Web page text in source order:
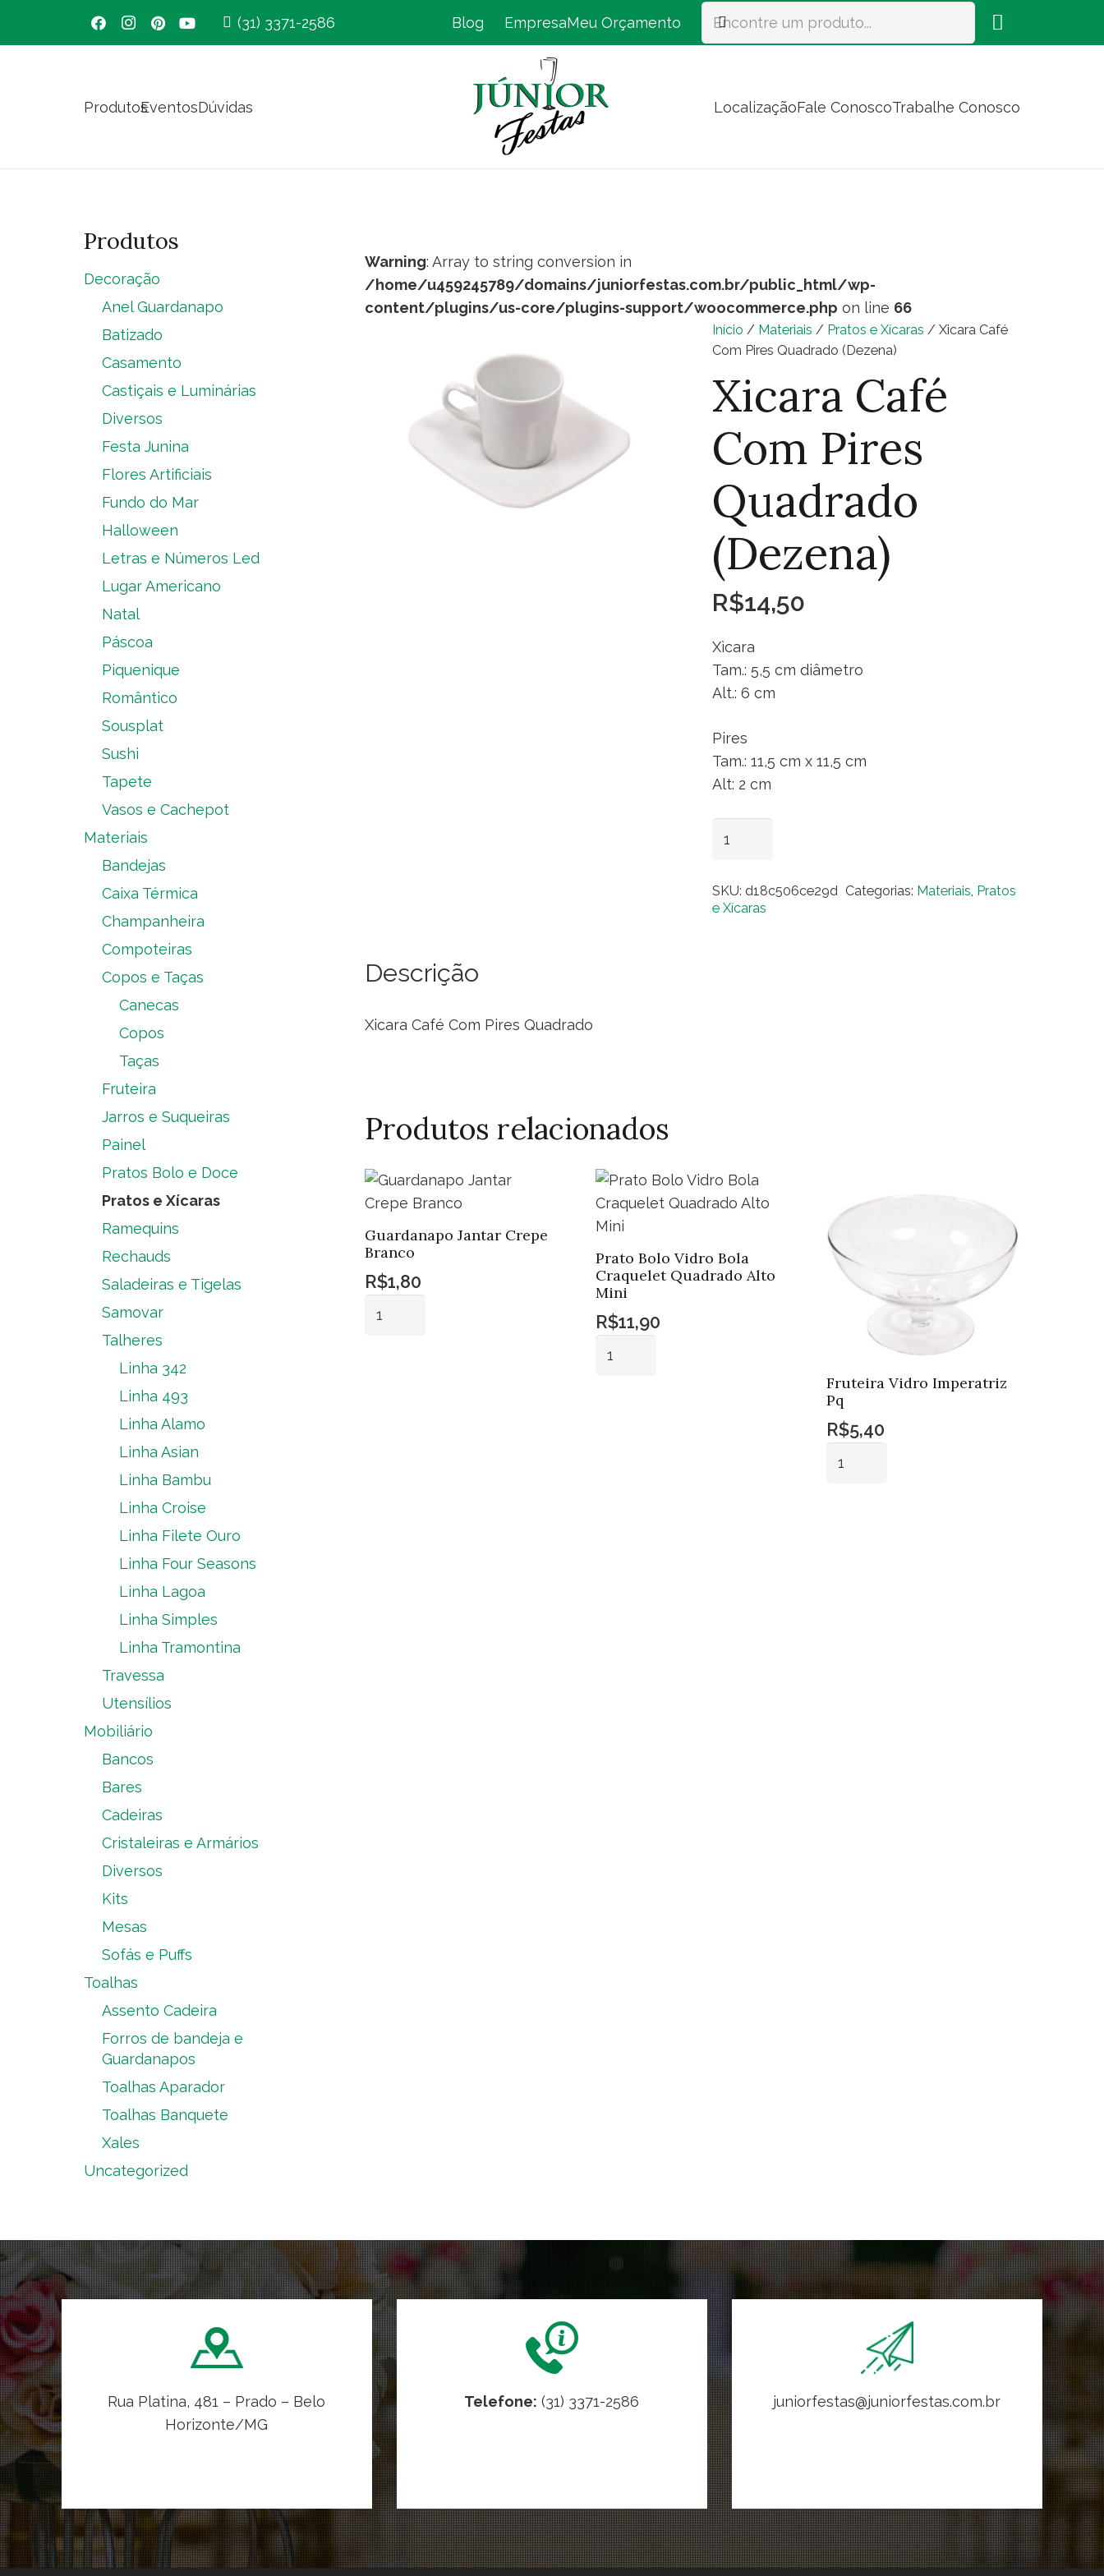
(31) 3371-2586 Blog EmpresaMeu Orçamento
ProdutosEventosDúvidas LocalizaçãoFale ConoscoTrabalhe Conosco
Warning: Array to string conversion in
/home/u459245789/domains/juniorfestas.com.br/public_html/wp-
content/plugins/us-core/plugins-support/woocommerce.php on line 66
Início / Materiais / Pratos e Xícaras / Xicara Café
Com Pires Quadrado (Dezena)
Xicara Café
Com Pires
Quadrado
(Dezena)
R$14,50
Xìcara
Tam.: 5,5 cm diâmetro
Alt.: 6 cm
Pires
Tam.: 11,5 cm x 11,5 cm
Alt: 2 cm
Pires
SKU: d18c506ce29d Categorias: Materiais Pratos
e Xícaras
Descrição
Xicara Café Com Pires Quadrado
Produtos relacionados
Guardanapo Jantar Crepe
Branco
R$1,80
Prato Bolo Vidro Bola
Craquelet Quadrado Alto
Mini
R$11,90
Fruteira Vidro Imperatriz
Pq
R$5,40
Produtos
Decoração
Anel Guardanapo
Batizado
Casamento
Castiçais e Luminárias
Diversos
Festa Junina
Flores Artificiais
Fundo do Mar
Halloween
Letras e Números Led
Lugar Americano
Natal
Páscoa
Piquenique
Romântico
Sousplat
Sushi
Tapete
Vasos e Cachepot
Materiais
Bandejas
Caixa Térmica
Champanheira
Compoteiras
Copos e Taças
Canecas
Copos
Taças
Fruteira
Jarros e Suqueiras
Painel
Pratos Bolo e Doce
Pratos e Xícaras
Ramequins
Rechauds
Saladeiras e Tigelas
Samovar
Talheres
Linha 342
Linha 493
Linha Alamo
Linha Asian
Linha Bambu
Linha Croise
Linha Filete Ouro
Linha Four Seasons
Linha Lagoa
Linha Simples
Linha Tramontina
Travessa
Utensílios
Mobiliário
Bancos
Bares
Cadeiras
Cristaleiras e Armários
Diversos
Kits
Mesas
Sofás e Puffs
Toalhas
Assento Cadeira
Forros de bandeja e
Guardanapos
Toalhas Aparador
Toalhas Banquete
Xales
Uncategorized
Rua Platina, 481 – Prado – Belo
Horizonte/MG
Telefone: (31) 3371-2586 juniorfestas@juniorfestas.com.br